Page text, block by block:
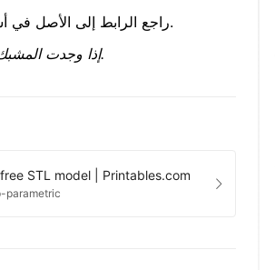
كل الفضل لـ @Whity على Printables. راجع الرابط إلى الأصل في أسفل هذه الصفحة.
إذا وجدت المشبك مفيداً بأي طريقة... يرجى ترك إعجاب ومشاركة تصميماتك.
STL model | Printables.com
parametric